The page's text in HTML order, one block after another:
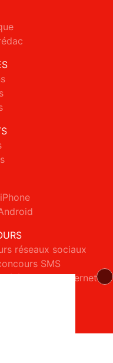
réseaux sociaux
SMS
téléphone et internet